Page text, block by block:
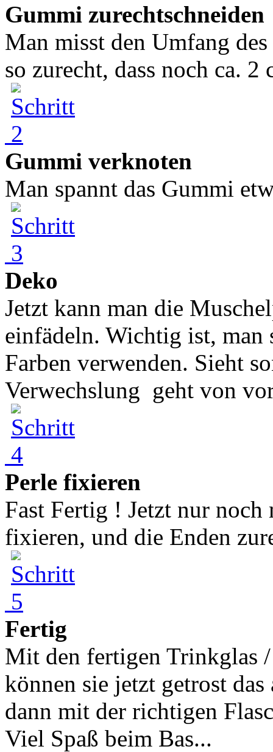
Gummi zurechtschneiden
Man misst den Umfang
so zurecht, dass noch ca. 2
Gummi verknoten
Man spannt das Gummi
Deko
Jetzt kann man die
einfädeln. Wichtig ist,
Farben verwenden. Sieht
Verwechslung geht von
Perle fixieren
Fast Fertig ! Jetzt nur
fixieren, und die Enden
Fertig
Mit den fertigen Trinkglas
können sie jetzt getrost
dann mit der richtigen
Viel Spaß beim Bas...